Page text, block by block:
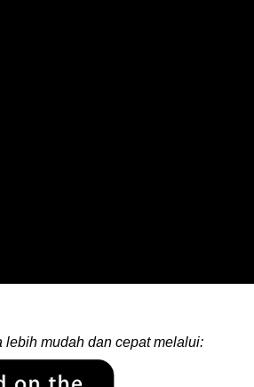
lebih mudah dan cepat melalui: